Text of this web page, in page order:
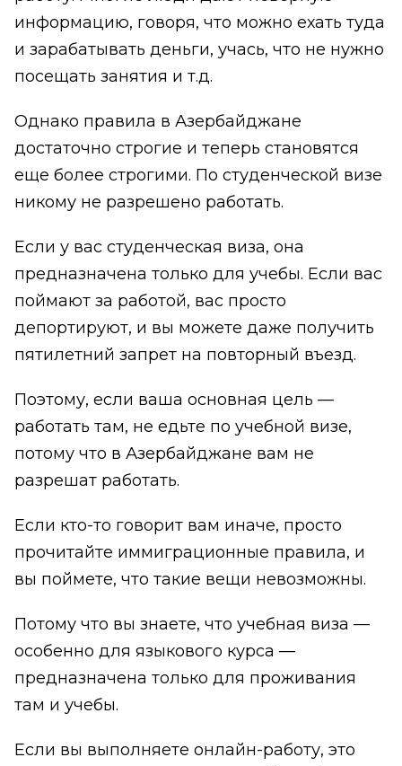
информацию, говоря, что можно ехать туда
и зарабатывать деньги, учась, что не нужно
посещать занятия и т.д.
Однако правила в Азербайджане
достаточно строгие и теперь становятся
еще более строгими. По студенческой визе
никому не разрешено работать.
Если у вас студенческая виза, она
предназначена только для учебы. Если вас
поймают за работой, вас просто
депортируют, и вы можете даже получить
пятилетний запрет на повторный въезд.
Поэтому, если ваша основная цель —
работать там, не едьте по учебной визе,
потому что в Азербайджане вам не
разрешат работать.
Если кто-то говорит вам иначе, просто
прочитайте иммиграционные правила, и
вы поймете, что такие вещи невозможны.
Потому что вы знаете, что учебная виза —
особенно для языкового курса —
предназначена только для проживания
там и учебы.
Если вы выполняете онлайн-работу, это